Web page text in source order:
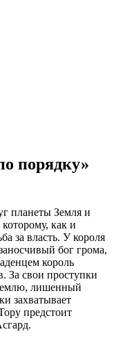
порядку»
планеты Земля и
как и
за власть. У короля
бог грома,
король
За свои проступки
лишенный
захватывает
предстоит